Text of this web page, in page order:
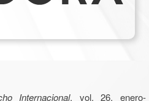
Internacional, vol. 26, enero-